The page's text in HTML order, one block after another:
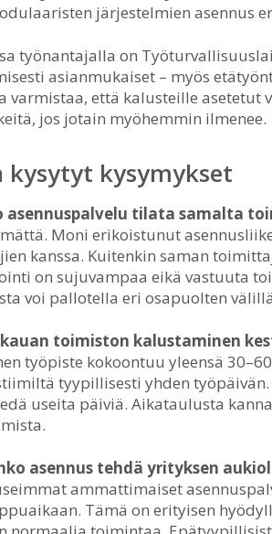
järjestelmien asennus
työnantajalla on
asianmukaiset – myös
varmistaa, että kalusteille asetetut
jos jotain myöhemmin ilmenee.
kysytyt kysymykset
asennuspalvelu tilata samalta
Moni erikoistunut
kanssa. Kuitenkin saman
on sujuvampaa eikä vastuuta
voi pallotella eri osapuolten
toimiston kalustaminen
työpiste kokoontuu yleensä
tyypillisesti yhden
useita päiviä. Aikataulusta
asennus tehdä yrityksen
ammattimaiset
Tämä on erityisen